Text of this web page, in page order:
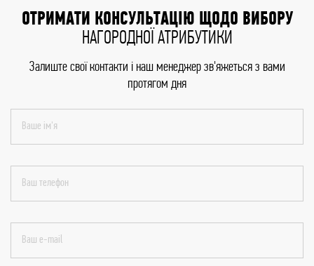
ОТРИМАТИ КОНСУЛЬТАЦІЮ ЩОДО ВИБОРУ
НАГОРОДНОЇ АТРИБУТИКИ
Залиште свої контакти і наш менеджер зв'яжеться з вами
протягом дня